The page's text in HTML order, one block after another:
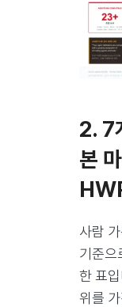
2. 7
본
사람
기준으
한 표
위를